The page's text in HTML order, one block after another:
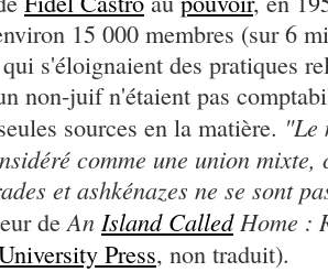
15 000 membres (sur 6
s'éloignaient des pratiques
non-juif n'étaient pas
sources en la matière. "Le
comme une union mixte,
et ashkénazes ne se sont
deAn Island CalledHome :
Press, non traduit).